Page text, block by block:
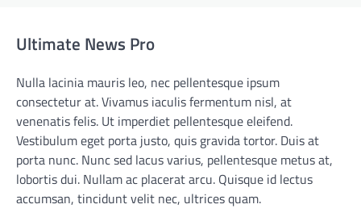
Ultimate News Pro
Nulla lacinia mauris leo, nec pellentesque ipsum
consectetur at. Vivamus iaculis fermentum nisl, at
venenatis felis. Ut imperdiet pellentesque eleifend.
Vestibulum eget porta justo, quis gravida tortor. Duis at
porta nunc. Nunc sed lacus varius, pellentesque metus at,
lobortis dui. Nullam ac placerat arcu. Quisque id lectus
accumsan, tincidunt velit nec, ultrices quam.